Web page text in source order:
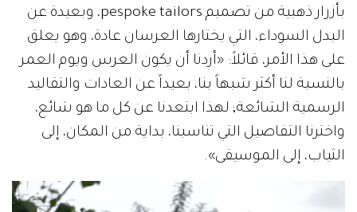
بأزرار ذهبية من تصميم pespoke tailors، وبعيدة عن
البدل السوداء، التي يختارها العرسان عادة، وهو يعلق
على هذا الأمر، قائلاً: «أردنا أن يكون العرس ويوم العمر
بالنسبة لنا أكثر شبهاً بنا، بعيداً عن العادات والتقاليد
الرسمية الشائعة; لهذا ابتعدنا عن كل ما هو شائع،
واخترنا التفاصيل التي تناسبنا، بداية من المكان، إلى
الثياب، إلى الموسيقى».